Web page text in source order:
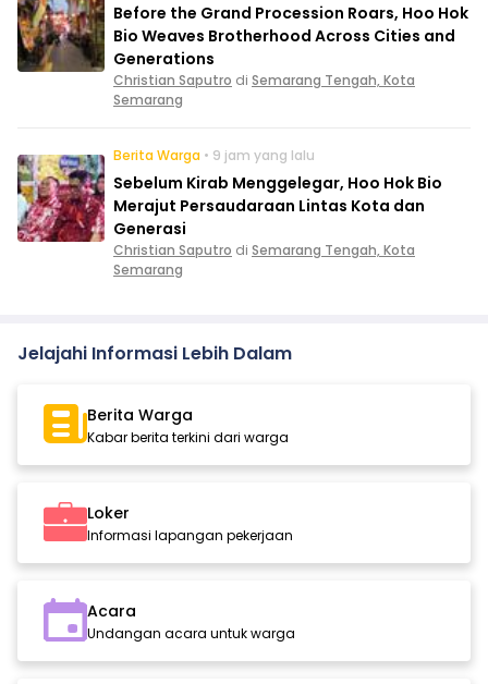
Before the Grand Procession Roars, Hoo Hok
Bio Weaves Brotherhood Across Cities and
Generations
Christian Saputro di Semarang Tengah, Kota
Semarang
Berita Warga • 9 jam yang lalu
Sebelum Kirab Menggelegar, Hoo Hok Bio
Merajut Persaudaraan Lintas Kota dan
Generasi
Christian Saputro di Semarang Tengah, Kota
Semarang
Jelajahi Informasi Lebih Dalam
Berita Warga
Kabar berita terkini dari warga
Loker
Informasi lapangan pekerjaan
Acara
Undangan acara untuk warga